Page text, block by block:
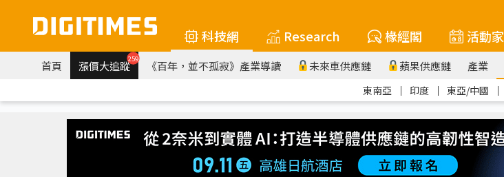
科技網 Research 椽經閣 活動家
首頁 漲價大追蹤259 《百年，並不孤寂》產業導讀 未來車供應鏈 蘋果供應鏈 產業
東南亞 ｜ 印度 ｜ 東亞/中國 ｜